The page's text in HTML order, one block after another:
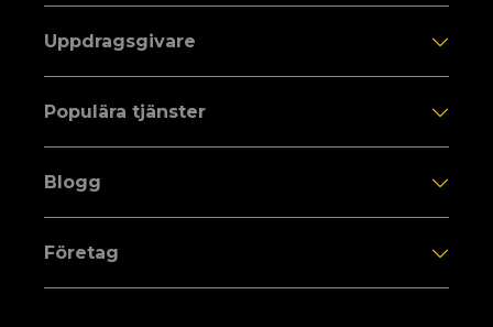
Uppdragsgivare
Populära tjänster
Blogg
Företag